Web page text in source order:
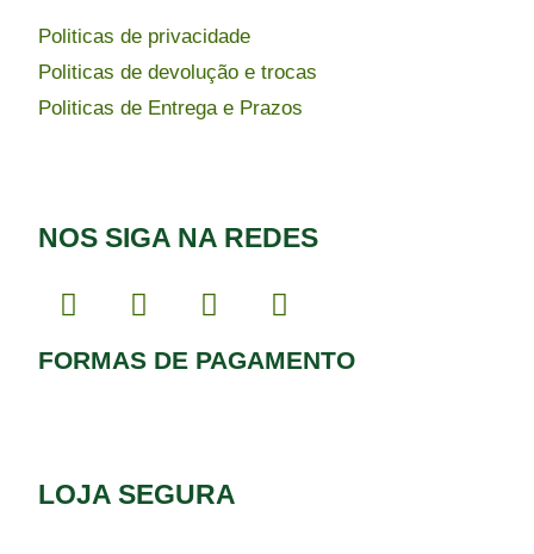
Politicas de privacidade
Politicas de devolução e trocas
Politicas de Entrega e Prazos
NOS SIGA NA REDES
FORMAS DE PAGAMENTO
LOJA SEGURA